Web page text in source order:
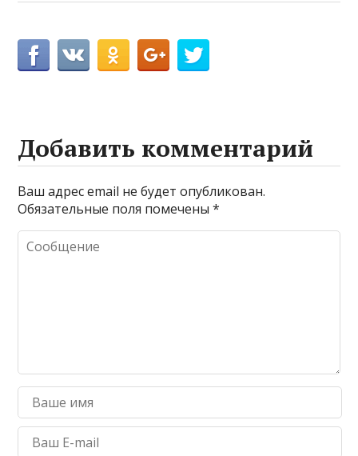
Добавить комментарий
Ваш адрес email не будет опубликован.
Обязательные поля помечены*